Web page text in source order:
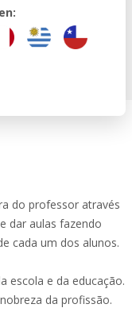
do professor através
dar aulas fazendo
cada um dos alunos.
escola e da educação.
da profissão.